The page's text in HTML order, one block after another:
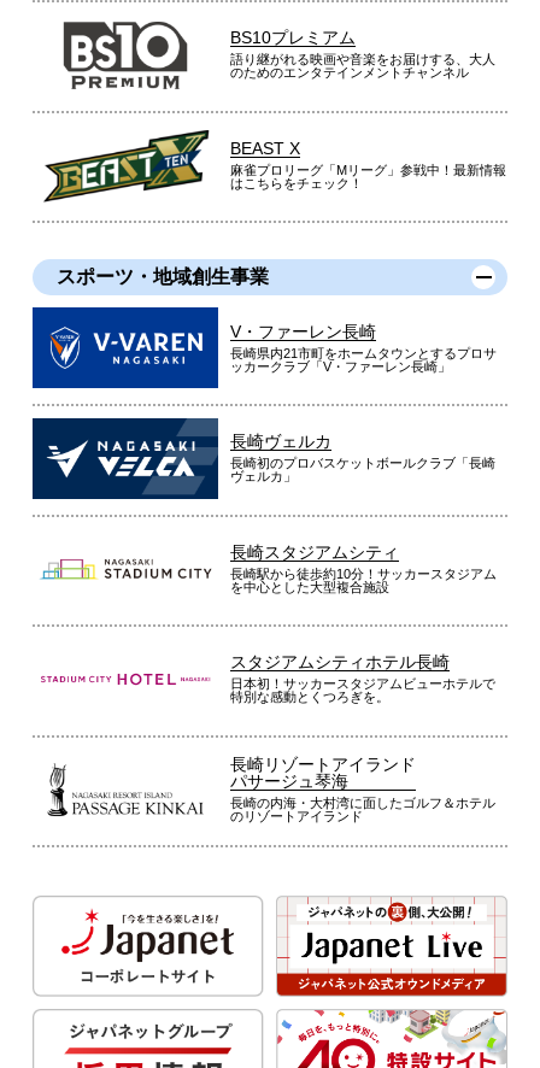
BS10プレミアム
語り継がれる映画や音楽をお届けする、大人
のためのエンタテインメントチャンネル
BEAST X
麻雀プロリーグ「Mリーグ」参戦中！最新情報
はこちらをチェック！
スポーツ・地域創生事業
V・ファーレン長崎
長崎県内21市町をホームタウンとするプロサ
ッカークラブ「V・ファーレン長崎」
長崎ヴェルカ
長崎初のプロバスケットボールクラブ「長崎
ヴェルカ」
長崎スタジアムシティ
長崎駅から徒歩約10分！サッカースタジアム
を中心とした大型複合施設
スタジアムシティホテル長崎
日本初！サッカースタジアムビューホテルで
特別な感動とくつろぎを。
長崎リゾートアイランド
パサージュ琴海
長崎の内海・大村湾に面したゴルフ＆ホテル
のリゾートアイランド